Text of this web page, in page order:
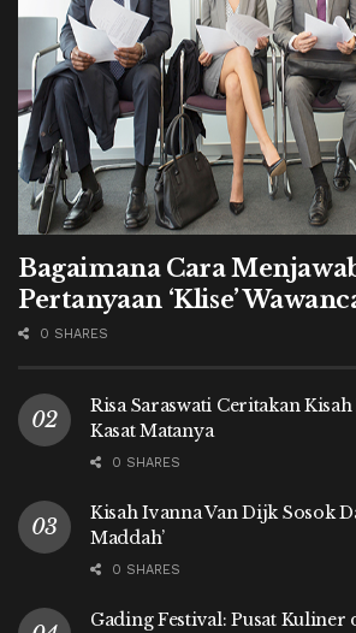
Bagaimana Cara
Pertanyaan ‘Klise’
0 SHARES
Risa Saraswati Ceritakan
Kasat Matanya
0 SHARES
Kisah Ivanna Van Dijk Sosok
Maddah’
0 SHARES
Gading Festival: Pusat Kuliner